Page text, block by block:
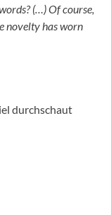
(…) Of course,
novelty has worn
durchschaut